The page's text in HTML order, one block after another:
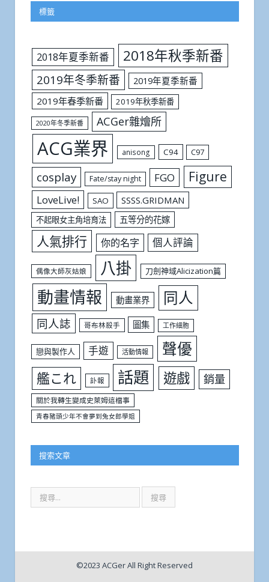
標籤
2018年夏季新番 2018年秋季新番
2019年冬季新番
2019年夏季新番
2019年春季新番
2019年秋季新番
2020年冬季新番 ACGer雜燴所
ACG業界 anisong C94 C97
cosplay Fate/stay night FGO Figure
LoveLive! SAO SSSS.GRIDMAN
不起眼女主角培育法 五等分的花嫁
人氣排行 你的名字 個人評論
偶像大師灰姑娘 八掛 刀劍神域Alicization篇
動畫情報 動畫業界 同人
同人誌 哥布林殺手 圖集 工作細胞
戀與製作人 手遊 活動情報 聲優
艦これ 訃報 話題 遊戲 銷量
關於我轉生變成史萊姆這檔事
青春豬頭少年不會夢到兔女郎學姐
搜索文章
©2023 ACGer All Right Reserved